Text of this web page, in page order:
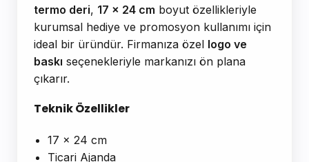
termo deri, 17 x 24 cm boyut özellikleriyle
kurumsal hediye ve promosyon kullanımı için
ideal bir üründür. Firmanıza özel logo ve
baskı seçenekleriyle markanızı ön plana
çıkarır.
Teknik Özellikler
17 x 24 cm
Ticari Ajanda